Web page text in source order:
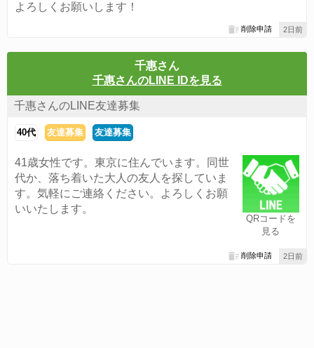
よろしくお願いします！
2日前
削除申請
千惠さん
千惠さんのLINE IDを見る
千惠さんのLINE友達募集
40代 友達募集 友達募集
QRコードを
見る
41歳女性です。東京に住んでいます。同世
代か、落ち着いた大人の友人を探していま
す。気軽にご連絡ください。よろしくお願
いいたします。
2日前
削除申請